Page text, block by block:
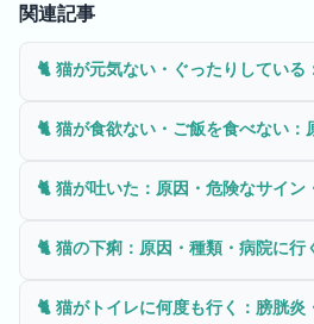
関連記事
🐈 猫が元気ない・ぐったりしている
🐈 猫が食欲ない・ご飯を食べない：
🐈 猫が吐いた：原因・危険なサイン
🐈 猫の下痢：原因・種類・病院に行
🐈 猫がトイレに何度も行く：膀胱炎